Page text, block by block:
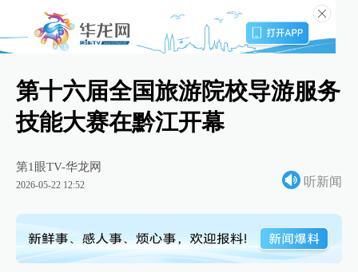
第十六届全国旅游院校导游服务
技能大赛在黔江开幕
第1眼TV-华龙网
2026-05-22 12:52 听新闻